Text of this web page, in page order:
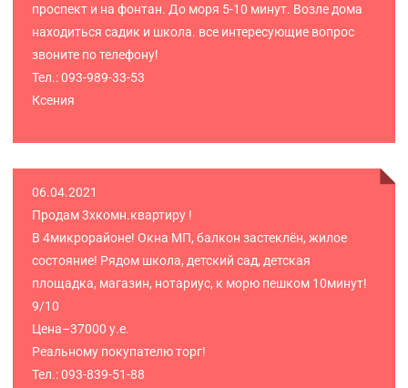
проспект и на фонтан. До моря 5-10 минут. Возле дома
находиться садик и школа. все интересующие вопрос
звоните по телефону!
Тел.: 093-989-33-53
Ксения
06.04.2021
Продам 3хкомн.квартиру !
В 4микрорайоне! Окна МП, балкон застеклён, жилое
состояние! Рядом школа, детский сад, детская
площадка, магазин, нотариус, к морю пешком 10минут!
9/10
Цена–37000 у.е.
Реальному покупателю торг!
Тел.: 093-839-51-88